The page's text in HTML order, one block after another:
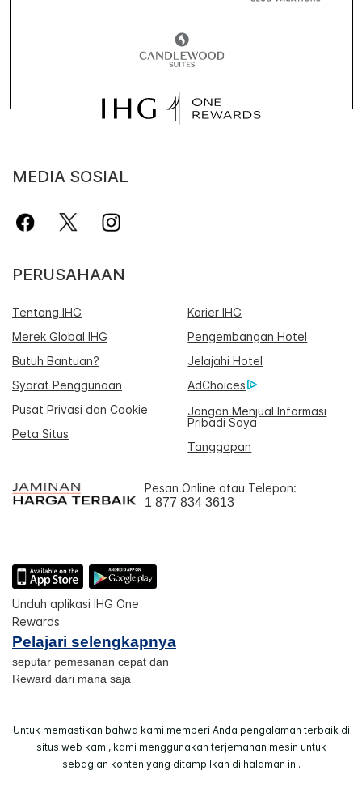
MEDIA SOSIAL
PERUSAHAAN
Tentang IHG
Karier IHG
Merek Global IHG
Pengembangan Hotel
Butuh Bantuan?
Jelajahi Hotel
Syarat Penggunaan
AdChoices
Pusat Privasi dan Cookie
Jangan Menjual Informasi
Pribadi Saya
Peta Situs
Tanggapan
Pesan Online atau Telepon:
1 877 834 3613
Unduh aplikasi IHG One
Rewards
Pelajari selengkapnya
seputar pemesanan cepat dan
Reward dari mana saja
Untuk memastikan bahwa kami memberi Anda pengalaman terbaik di
situs web kami, kami menggunakan terjemahan mesin untuk
sebagian konten yang ditampilkan di halaman ini.